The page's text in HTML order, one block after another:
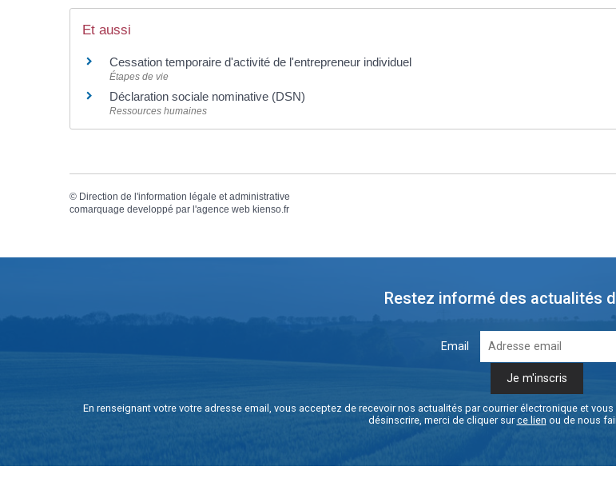
Et aussi
Cessation temporaire d'activité de l'entrepreneur individuel
Étapes de vie
Déclaration sociale nominative (DSN)
Ressources humaines
© Direction de l'information légale et administrative
comarquage developpé par l'agence web kienso.fr
Restez informé des actualités
Email
En renseignant votre votre adresse email, vous acceptez de recevoir nos actualités par courrier électronique et
désinscrire, merci de cliquer surce lien ou de nous